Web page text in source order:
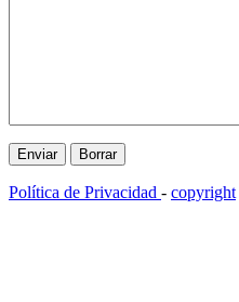
Política de Privacidad - copyright